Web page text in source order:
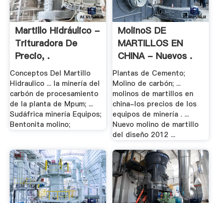
Martillo Hidráulico -
Trituradora De
Precio, .
Conceptos Del Martillo
Hidraulico ... la minería del
carbón de procesamiento
de la planta de Mpum; ...
Sudáfrica minería Equipos;
Bentonita molino;
MolinoS DE
MARTILLOS EN
CHINA - Nuevos .
Plantas de Cemento;
Molino de carbón; ...
molinos de martillos en
china-los precios de los
equipos de minería . ...
Nuevo molino de martillo
del diseño 2012 ...